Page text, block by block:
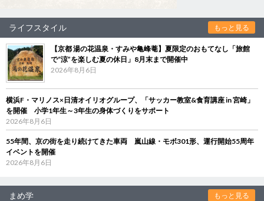
ライフスタイル もっと見る
【京都 湯の花温泉・すみや亀峰菴】夏限定のおもてなし「旅館
で“涼”を楽しむ夏の休日」8月末まで開催中
2026年8月6日
横浜F・マリノス×日清オイリオグループ、「サッカー教室&食育講座 in 宮崎」
を開催 小学1年生～3年生の身体づくりをサポート
2026年8月6日
55年間、京の街を走り続けてきた車両 嵐山線・モボ301形、運行開始55周年
イベントを開催
2026年8月6日
まめ学 もっと見る